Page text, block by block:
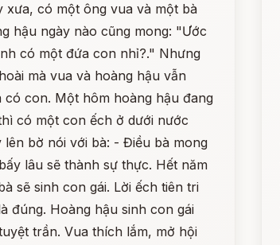
xưa, có một ông vua và một bà
hậu ngày nào cũng mong: "Ước
có một đứa con nhỉ?." Nhưng
mà vua và hoàng hậu vẫn
có con. Một hôm hoàng hậu đang
có một con ếch ở dưới nước
lên bờ nói với bà: - Điều bà mong
lâu sẽ thành sự thực. Hết năm
sẽ sinh con gái. Lời ếch tiên tri
đúng. Hoàng hậu sinh con gái
trần. Vua thích lắm, mở hội